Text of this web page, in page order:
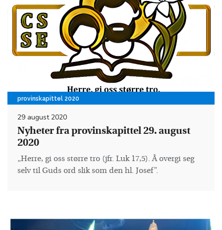
provinskapittel 2020
29 august 2020
Nyheter fra provinskapittel 29. august
2020
„Herre, gi oss større tro (jfr. Luk 17,5). Å overgi seg
selv til Guds ord slik som den hl. Josef”.